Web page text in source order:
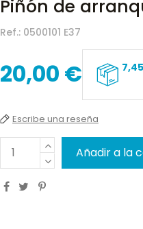
Piñón de
Ref.: 0500101 E37
20,00 €
Escribe una reseña
Añadir a la